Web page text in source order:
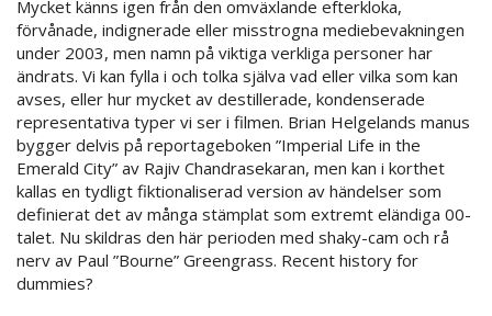
Mycket känns igen från den omväxlande efterkloka,
förvånade, indignerade eller misstrogna mediebevakningen
under 2003, men namn på viktiga verkliga personer har
ändrats. Vi kan fylla i och tolka själva vad eller vilka som kan
avses, eller hur mycket av destillerade, kondenserade
representativa typer vi ser i filmen. Brian Helgelands manus
bygger delvis på reportageboken ”Imperial Life in the
Emerald City” av Rajiv Chandrasekaran, men kan i korthet
kallas en tydligt fiktionaliserad version av händelser som
definierat det av många stämplat som extremt eländiga 00-
talet. Nu skildras den här perioden med shaky-cam och rå
nerv av Paul ”Bourne” Greengrass. Recent history for
dummies?